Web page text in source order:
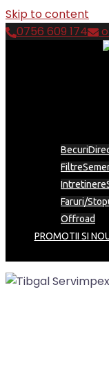
Skip to content
0756 609 174
Becuri
Filtre
Intretinere
Faruri/
Offroad
PROMOTII SI